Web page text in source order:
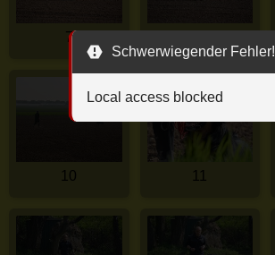
7
10 11
Schwerwiegender Fehler!
Local access blocked